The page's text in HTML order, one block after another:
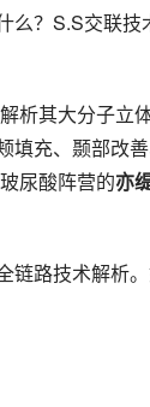
？S.S交联
析其大分子立
充、颞部改
尿酸阵营的亦
路技术解析